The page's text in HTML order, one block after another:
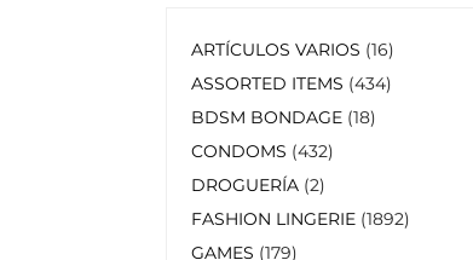
ARTÍCULOS VARIOS 16
ASSORTED ITEMS 434
BDSM BONDAGE 18
CONDOMS 432
DROGUERÍA 2
FASHION LINGERIE 1892
GAMES 179